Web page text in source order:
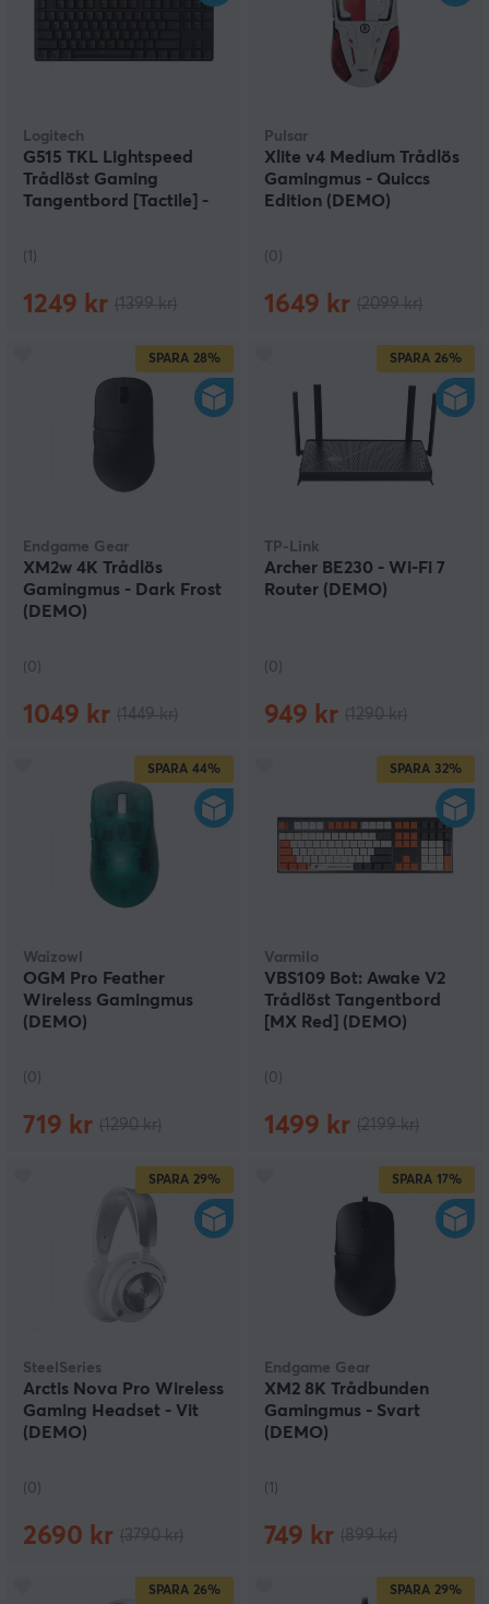
Logitech
G515 TKL Lightspeed
Trådlöst Gaming
Tangentbord [Tactile] -
(1)
1249 kr
Pulsar
Xlite v4 Medium Trådlös
Gamingmus - Quiccs
Edition (DEMO)
(0)
1649 kr
SPARA 28%
Endgame Gear
XM2w 4K Trådlös
Gamingmus - Dark Frost
(DEMO)
(0)
1049 kr
SPARA 26%
TP-Link
Archer BE230 - Wi-Fi 7
Router (DEMO)
(0)
949 kr
SPARA 44%
Waizowl
OGM Pro Feather
Wireless Gamingmus
(DEMO)
(0)
719 kr
SPARA 32%
Varmilo
VBS109 Bot: Awake V2
Trådlöst Tangentbord
[MX Red] (DEMO)
(0)
1499 kr
SPARA 29%
SteelSeries
Arctis Nova Pro Wireless
Gaming Headset - Vit
(DEMO)
(0)
2690 kr
SPARA 17%
Endgame Gear
XM2 8K Trådbunden
Gamingmus - Svart
(DEMO)
(1)
749 kr
SPARA 26% SPARA 29%